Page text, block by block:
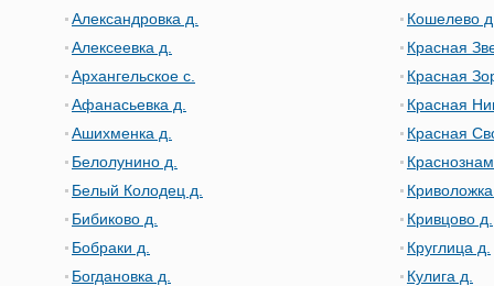
Александровка д.
Алексеевка д.
Архангельское с.
Афанасьевка д.
Ашихменка д.
Белолунино д.
Белый Колодец д.
Бибиково д.
Бобраки д.
Богдановка д.
Кошелево
Красная
Красная
Красная
Красная
Кривцово д.
Круглица д.
Кулига д.